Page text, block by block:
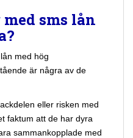
sms lån
med hög
är några av de
eller risken med
faktum att de har dyra
sammankopplade med